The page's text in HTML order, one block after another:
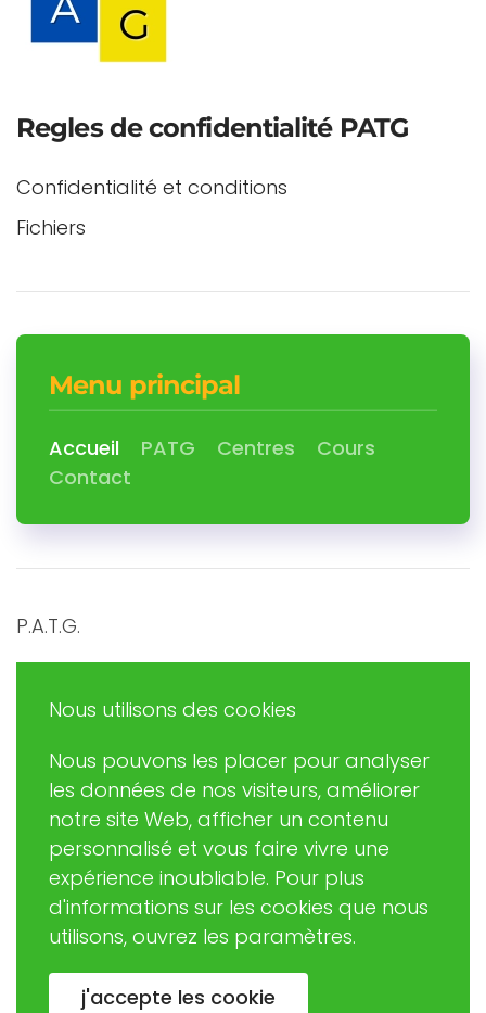
Regles de confidentialité PATG
Confidentialité et conditions
Fichiers
Menu principal
Accueil PATG Centres
Cours
Contact
P.A.T.G.
Eric RUDAZ
(Président de PATG)
patginformatique@gmail.com
02 57 63 06 37
Association loi 1901 créée en 2003
Nous utilisons des cookies
Nous pouvons les placer pour analyser
les données de nos visiteurs, améliorer
notre site Web, afficher un contenu
personnalisé et vous faire vivre une
expérience inoubliable. Pour plus
d'informations sur les cookies que nous
utilisons, ouvrez les paramètres.
j'accepte les cookie